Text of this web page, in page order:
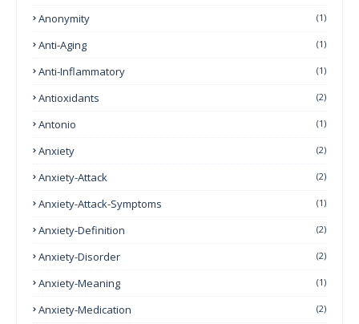
Anonymity (1)
Anti-Aging (1)
Anti-Inflammatory (1)
Antioxidants (2)
Antonio (1)
Anxiety (2)
Anxiety-Attack (2)
Anxiety-Attack-Symptoms (1)
Anxiety-Definition (2)
Anxiety-Disorder (2)
Anxiety-Meaning (1)
Anxiety-Medication (2)